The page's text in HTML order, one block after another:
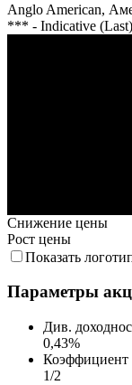
Anglo American,
*** - Indicative (Last)
Снижение цены
Рост цены
Показать
Параметры
Див.
0,43%
Коэффициент
1/2